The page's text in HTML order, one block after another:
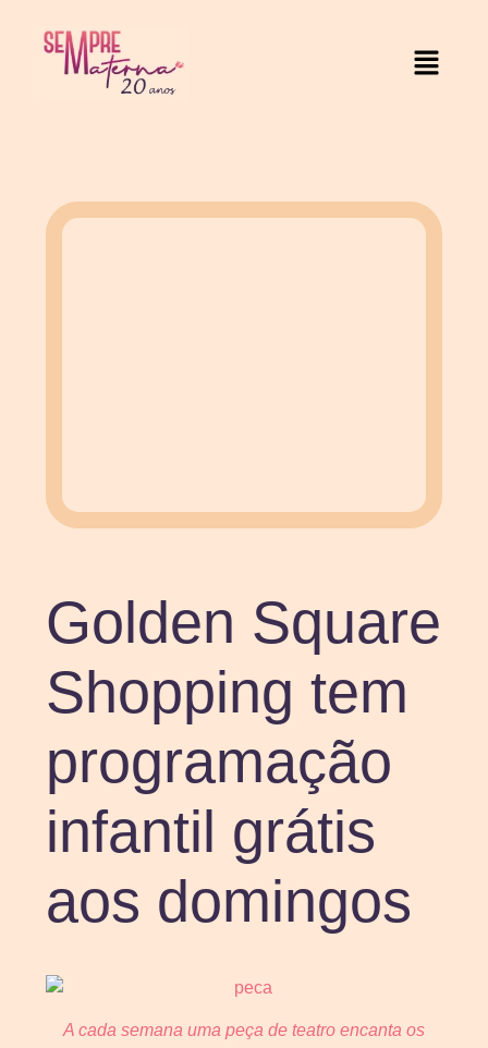
Golden Square
Shopping tem
programação
infantil grátis
aos domingos
A cada semana uma peça de teatro encanta os